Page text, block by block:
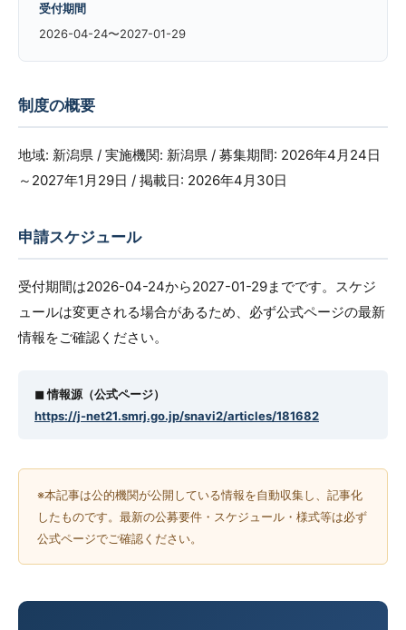
受付期間
2026-04-24〜2027-01-29
制度の概要
地域: 新潟県 / 実施機関: 新潟県 / 募集期間: 2026年4月24日
～2027年1月29日 / 掲載日: 2026年4月30日
申請スケジュール
受付期間は2026-04-24から2027-01-29までです。スケジ
ュールは変更される場合があるため、必ず公式ページの最新
情報をご確認ください。
◼︎ 情報源（公式ページ）
https://j-net21.smrj.go.jp/snavi2/articles/181682
※本記事は公的機関が公開している情報を自動収集し、記事化
したものです。最新の公募要件・スケジュール・様式等は必ず
公式ページでご確認ください。